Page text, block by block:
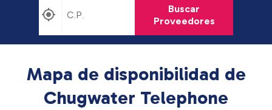
Buscar
Proveedores
Mapa de disponibilidad de
Chugwater Telephone